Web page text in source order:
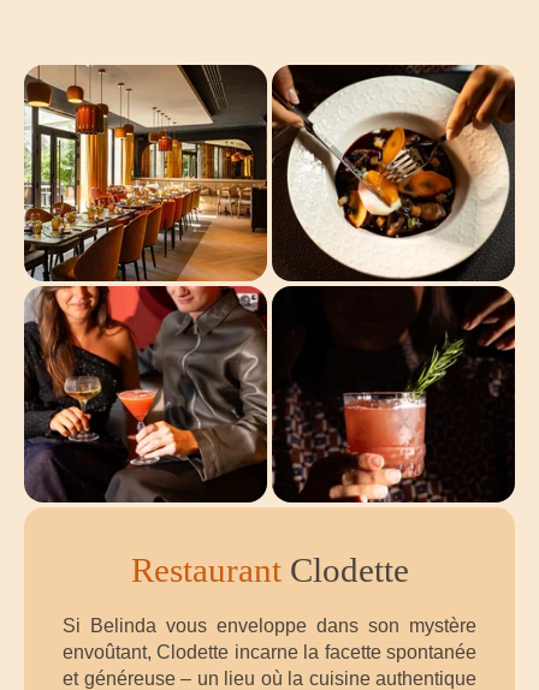
RestaurantClodette
Si Belinda vous enveloppe dans son mystère
envoûtant, Clodette incarne la facette spontanée
et généreuse – un lieu où la cuisine authentique